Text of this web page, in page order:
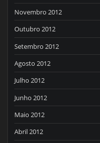
Novembro 2012
Outubro 2012
Setembro 2012
Agosto 2012
Julho 2012
Junho 2012
Maio 2012
Abril 2012